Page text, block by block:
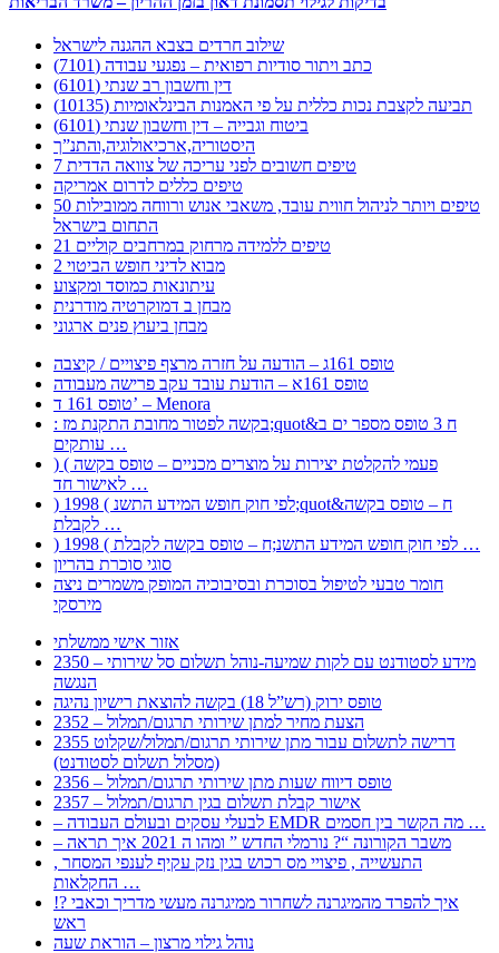
שילוב חרדים בצבא ההגנה לישראל
כתב ויתור סודיות רפואית – נפגעי עבודה (7101)
דין וחשבון רב שנתי (6101)
תביעה לקצבת נכות כללית על פי האמנות הבינלאומיות (10135)
ביטוח וגבייה – דין וחשבון שנתי (6101)
היסטוריה,ארכיאולוגיה,והתנ”ך
7 טיפים חשובים לפני עריכה של צוואה הדדית
טיפים כללים לדרום אמריקה
50 טיפים ויותר לניהול חווית עובד, משאבי אנוש ורווחה ממובילות
התחום בישראל
21 טיפים ללמידה מרחוק במרחבים קוליים
מבוא לדיני חופש הביטוי 2
עיתונאות כמוסד ומקצוע
מבחן ב דמוקרטיה מודרנית
מבחן ביעוץ פנים ארגוני
טופס 161ג – הודעה על חזרה מרצף פיצויים / קיצבה
טופס 161א – הודעת עובד עקב פרישה מעבודה
טופס 161 ד’ – Menora
: בקשה לפטור מחובת התקנת מז;quot&ח 3 טופס מספר ים ב
עותקים …
) ( פעמי להקלטת יצירות על מוצרים מכניים – טופס בקשה
לאישור חד …
) 1998 ( לפי חוק חופש המידע התשנ;quot&ח – טופס בקשה
לקבלת …
) 1998 ( לפי חוק חופש המידע התשנ;ח – טופס בקשה לקבלת …
סוגי סוכרת בהריון
חומר טבעי לטיפול בסוכרת ובסיבוכיה המופק משמרים ניצה
מירסקי
אזור אישי ממשלתי
2350 – מידע לסטודנט עם לקות שמיעה-נוהל תשלום סל שירותי
הנגשה
טופס ירוק (רש”ל 18) בקשה להוצאת רישיון נהיגה
2352 – הצעת מחיר למתן שירותי תרגום/תמלול
2355 דרישה לתשלום עבור מתן שירותי תרגום/תמלול/שקלוט
(מסלול תשלום לסטודנט)
2356 – טופס דיווח שעות מתן שירותי תרגום/תמלול
2357 – אישור קבלת תשלום בגין תרגום/תמלול
– לבעלי עסקים ובעולם העבודה EMDR מה הקשר בין חסמים …
– משבר הקורונה “? נורמלי החדש ” ומהו ה 2021 איך תראה
, התעשייה , פיצויי מס רכוש בגין נזק עקיף לענפי המסחר
החקלאות …
!? איך להפרד מהמיגרנה לשחרור ממיגרנה מעשי מדריך וכאבי
ראש
נוהל גילוי מרצון – הוראת שעה